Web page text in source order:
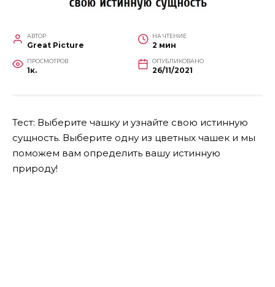
АВТОР
Great Picture
НА ЧТЕНИЕ
2 мин
ПРОСМОТРОВ
1к.
ОПУБЛИКОВАНО
26/11/2021
Тест: Выберите чашку и узнайте свою истинную
сущность. Выберите одну из цветных чашек и мы
поможем вам определить вашу истинную
природу!